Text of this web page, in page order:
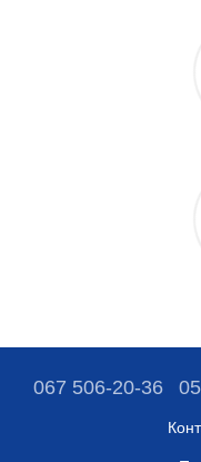
067 506-20-36